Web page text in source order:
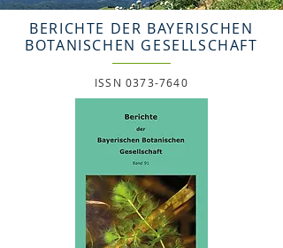
BERICHTE DER BAYERISCHEN
BOTANISCHEN GESELLSCHAFT
ISSN0373-7640